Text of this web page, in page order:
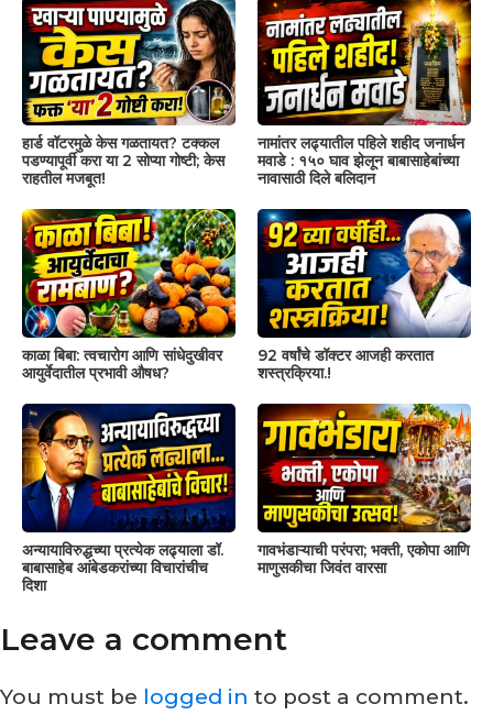
हार्ड वॉटरमुळे केस गळतायत? टक्कल
पडण्यापूर्वी करा या 2 सोप्या गोष्टी; केस
राहतील मजबूत!
नामांतर लढ्यातील पहिले शहीद जनार्धन
मवाडे : १५० घाव झेलून बाबासाहेबांच्या
नावासाठी दिले बलिदान
काळा बिबा: त्वचारोग आणि सांधेदुखीवर
आयुर्वेदातील प्रभावी औषध?
92 वर्षांचे डॉक्टर आजही करतात
शस्त्रक्रिया.!
अन्यायाविरुद्धच्या प्रत्येक लढ्याला डॉ.
बाबासाहेब आंबेडकरांच्या विचारांचीच
दिशा
गावभंडाऱ्याची परंपरा; भक्ती, एकोपा आणि
माणुसकीचा जिवंत वारसा
Leave a comment
You must be logged in to post a comment.